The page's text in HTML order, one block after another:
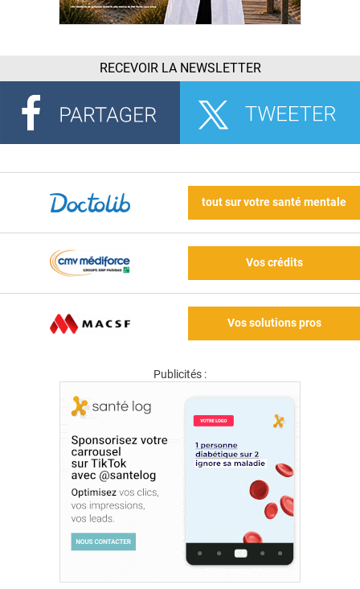
RECEVOIR LA NEWSLETTER
tout sur votre santé mentale
Vos crédits
Vos solutions pros
Publicités :